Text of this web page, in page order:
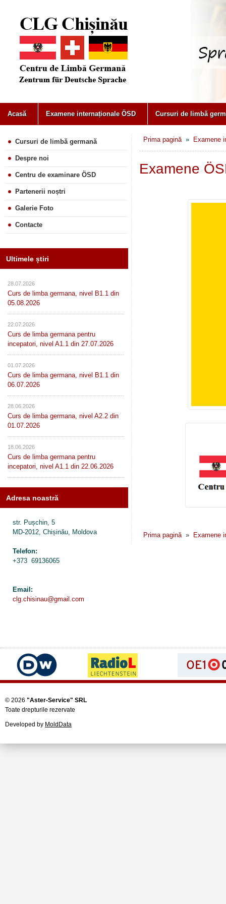
Acasă Examene internaționale ÖSD Cursuri de limbă
Cursuri de limbă germană
Despre noi
Centru de examinare ÖSD
Partenerii noștri
Galerie Foto
Contacte
Ultimele știri
28.07.2026
Curs de limba germana, nivel B1.1 din
05.08.2026
22.07.2026
Curs de limba germana pentru
incepatori, nivel A1.1 din 27.07.2026
01.07.2026
Curs de limba germana, nivel B1.1 din
06.07.2026
28.06.2026
Curs de limba germana, nivel A2.2 din
01.07.2026
18.06.2026
Curs de limba germana pentru
incepatori, nivel A1.1 din 22.06.2026
Adresa noastră
str. Pușchin, 5
MD-2012, Chișinău, Moldova
Telefon:
+373 69136065
Email:
clg.chisinau@gmail.com
Prima pagină» Examene
Examene
Prima pagină» Examene
© 2026 "Aster-Service" SRL
Toate drepturile rezervate
Developed by MoldData